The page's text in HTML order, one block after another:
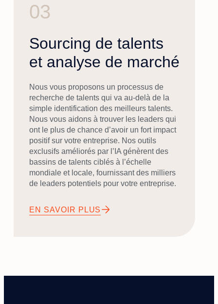
03
Sourcing de talents
et analyse de marché
Nous vous proposons un processus de
recherche de talents qui va au-delà de la
simple identification des meilleurs talents.
Nous vous aidons à trouver les leaders qui
ont le plus de chance d’avoir un fort impact
positif sur votre entreprise. Nos outils
exclusifs améliorés par l’IA génèrent des
bassins de talents ciblés à l’échelle
mondiale et locale, fournissant des milliers
de leaders potentiels pour votre entreprise.
EN SAVOIR PLUS